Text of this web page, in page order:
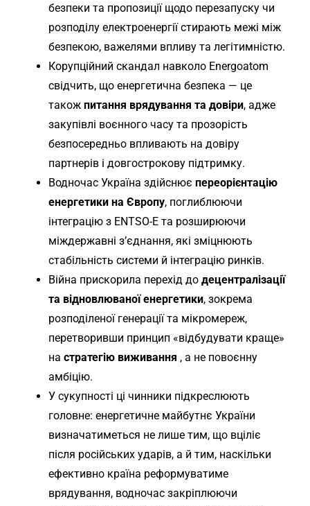
безпеки та пропозиції щодо перезапуску чи
розподілу електроенергії стирають межі між
безпекою, важелями впливу та легітимністю.
Корупційний скандал навколо Energoatom
свідчить, що енергетична безпека — це
також питання врядування та довіри, адже
закупівлі воєнного часу та прозорість
безпосередньо впливають на довіру
партнерів і довгострокову підтримку.
Водночас Україна здійснює переорієнтацію
енергетики на Європу, поглиблюючи
інтеграцію з ENTSO-E та розширюючи
міждержавні з’єднання, які зміцнюють
стабільність системи й інтеграцію ринків.
Війна прискорила перехід до децентралізації
та відновлюваної енергетики, зокрема
розподіленої генерації та мікромереж,
перетворивши принцип «відбудувати краще»
на стратегію виживання , а не повоєнну
амбіцію.
У сукупності ці чинники підкреслюють
головне: енергетичне майбутнє України
визначатиметься не лише тим, що вціліє
після російських ударів, а й тим, наскільки
ефективно країна реформуватиме
врядування, водночас закріплюючи